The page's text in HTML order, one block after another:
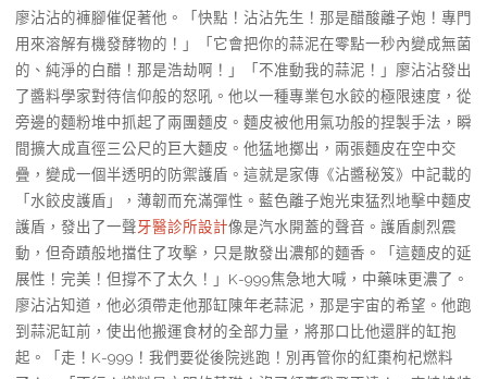
廖沾沾的褲腳催促著他。「快點！沾沾先生！那是醋酸離子炮！專門
用來溶解有機發酵物的！」「它會把你的蒜泥在零點一秒內變成無菌
的、純淨的白醋！那是浩劫啊！」「不准動我的蒜泥！」廖沾沾發出
了醬料學家對待信仰般的怒吼。他以一種專業包水餃的極限速度，從
旁邊的麵粉堆中抓起了兩團麵皮。麵皮被他用氣功般的捏製手法，瞬
間擴大成直徑三公尺的巨大麵皮。他猛地擲出，兩張麵皮在空中交
疊，變成一個半透明的防禦護盾。這就是家傳《沾醬秘笈》中記載的
「水餃皮護盾」，薄韌而充滿彈性。藍色離子炮光束猛烈地擊中麵皮
護盾，發出了一聲牙醫診所設計像是汽水開蓋的聲音。護盾劇烈震
動，但奇蹟般地擋住了攻擊，只是散發出濃郁的麵香。「這麵皮的延
展性！完美！但撐不了太久！」K-999焦急地大喊，中藥味更濃了。
廖沾沾知道，他必須帶走他那缸陳年老蒜泥，那是宇宙的希望。他跑
到蒜泥缸前，使出他搬運食材的全部力量，將那口比他還胖的缸抱
起。「走！K-999！我們要從後院逃跑！別再管你的紅棗枸杞燃料